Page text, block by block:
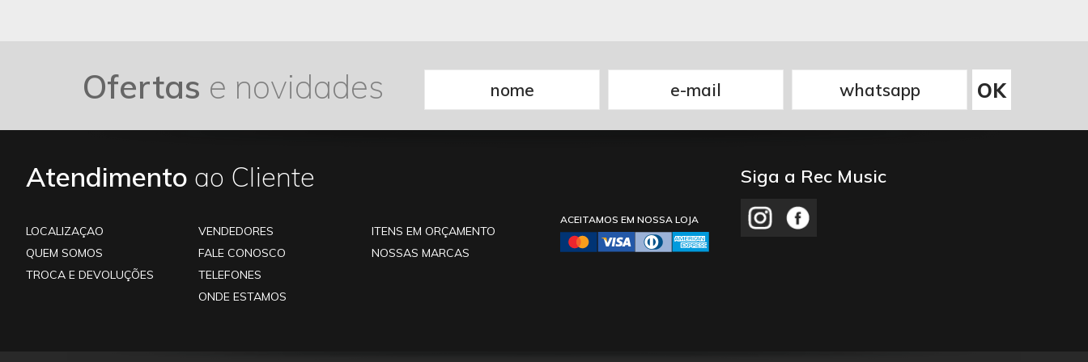
Ofertas e novidades
Atendimento ao Cliente
LOCALIZAÇAO
QUEM SOMOS
TROCA E DEVOLUÇÕES
VENDEDORES
FALE CONOSCO
TELEFONES
ONDE ESTAMOS
ITENS EM ORÇAMENTO
NOSSAS MARCAS
Siga a Rec Music
ACEITAMOS EM NOSSA LOJA